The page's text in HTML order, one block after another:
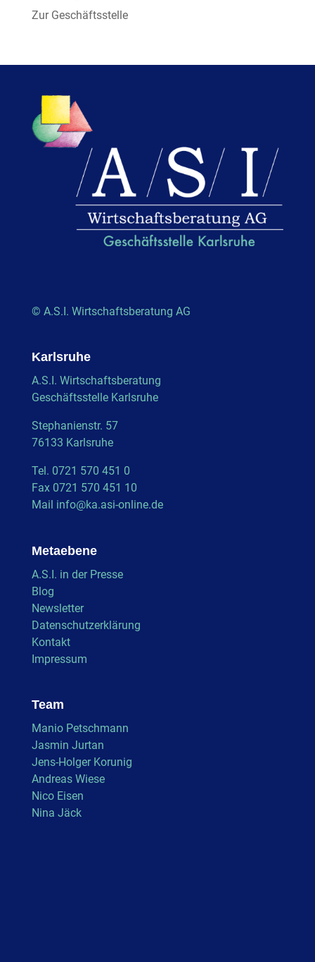
Zur Geschäftsstelle
© A.S.I. Wirtschaftsberatung AG
Karlsruhe
A.S.I. Wirtschaftsberatung
Geschäftsstelle Karlsruhe
Stephanienstr. 57
76133 Karlsruhe
Tel. 0721 570 451 0
Fax 0721 570 451 10
Mail info@ka.asi-online.de
Metaebene
A.S.I. in der Presse
Blog
Newsletter
Datenschutzerklärung
Kontakt
Impressum
Team
Manio Petschmann
Jasmin Jurtan
Jens-Holger Korunig
Andreas Wiese
Nico Eisen
Nina Jäck